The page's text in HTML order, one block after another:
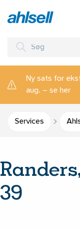
Ny sats for
aug. – se her
Services
39